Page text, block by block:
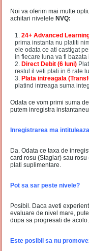
Noi va oferim mai multe
achitari niveleleNVQ:
24+ Advanced
prima instanta nu platiti
ele odata ce ati castigat
in fiecare luna va fi
Direct Debit (6 luni)
restul il veti plati in 6 rate
Plata intreagala
platind intreaga suma
Odata ce vom primi suma
putem inregistra
Inregistrarea ma
Da. Odata ce taxa de
card rosu (Stagiar) sau
plati suplimentare.
Pot sa sar peste nivele?
Posibil. Daca aveti
evaluare de nivel mare,
dupa sa progresati de acolo.
Este posibil sa nu